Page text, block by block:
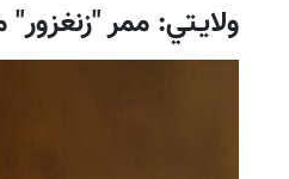
ولايـتي: ممر